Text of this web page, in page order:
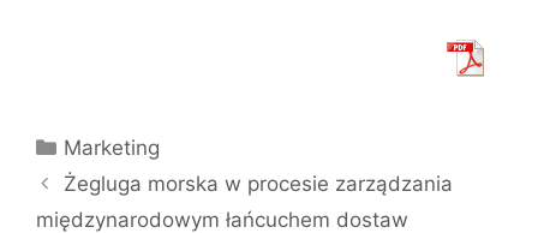
Kategorie
Marketing
Żegluga morska w procesie zarządzania
międzynarodowym łańcuchem dostaw